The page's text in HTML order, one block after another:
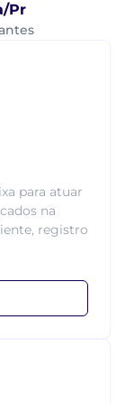
Pr
para atuar
na
registro